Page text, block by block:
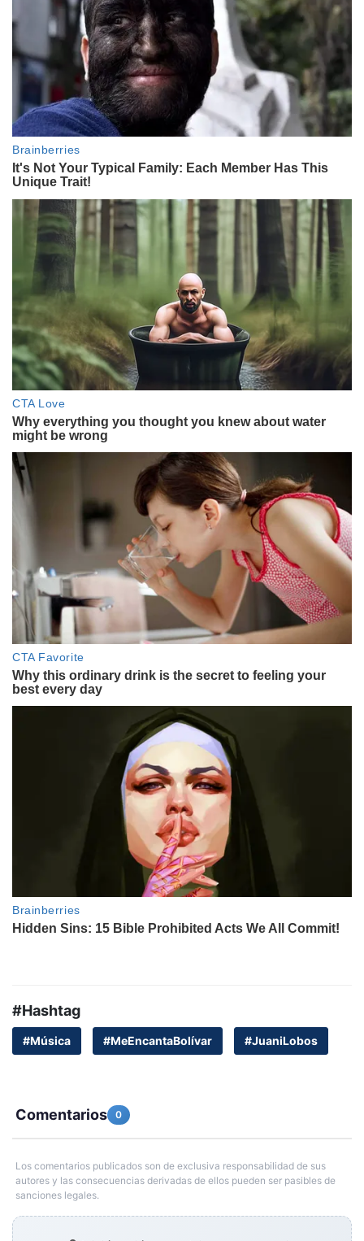
#Hashtag
#Música #MeEncantaBolívar #JuaniLobos
Comentarios 0
Los comentarios publicados son de exclusiva responsabilidad de sus
autores y las consecuencias derivadas de ellos pueden ser pasibles de
sanciones legales.